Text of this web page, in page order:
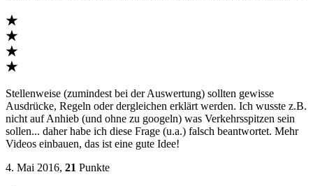
★
★
★
★
Stellenweise (zumindest bei der Auswertung) sollten gewisse
Ausdrücke, Regeln oder dergleichen erklärt werden. Ich wusste z.B.
nicht auf Anhieb (und ohne zu googeln) was Verkehrsspitzen sein
sollen... daher habe ich diese Frage (u.a.) falsch beantwortet. Mehr
Videos einbauen, das ist eine gute Idee!
4. Mai 2016, 21 Punkte